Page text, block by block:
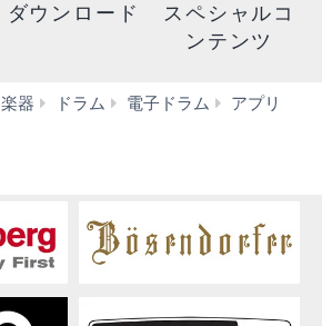
ダウンロード
スペシャルコ
ンテンツ
楽器 ドラム 電子ドラム
アプリ